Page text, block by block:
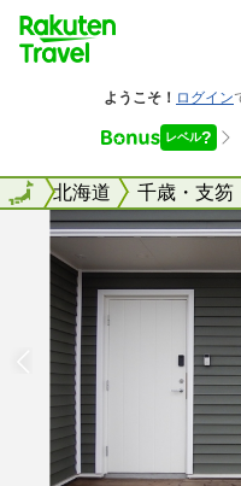
全国北海道 千歳・支笏
全国